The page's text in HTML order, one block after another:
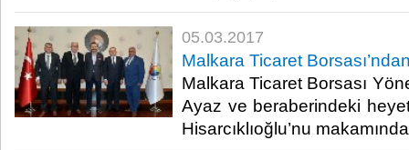
05.03.2017
Malkara Ticaret
Malkara Ticaret Borsası
Ayaz ve beraberindeki
Hisarcıklıoğlu’nu